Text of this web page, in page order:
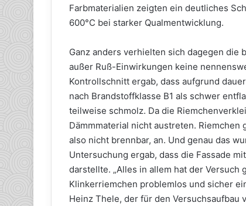
Farbmaterialien zeigten ein deutliches
600°C bei starker Qualmentwicklung.
Ganz anders verhielten sich dagegen die
außer Ruß-Einwirkungen keine
Kontrollschnitt ergab, dass aufgrund
nach Brandstoffklasse B1 als schwer
teilweise schmolz. Da die
Dämmmaterial nicht austreten.
also nicht brennbar, an. Und genau das
Untersuchung ergab, dass die Fassade
darstellte. „Alles in allem hat der
Klinkerriemchen problemlos und sicher
Heinz Thele, der für den Versuchsaufbau